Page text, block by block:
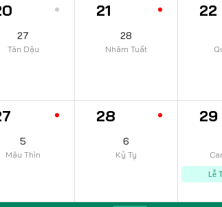
27
Tân Dậu
21
28
Nhâm Tuất
22
5
Mậu Thìn
28
6
Kỷ Tỵ
29
Lễ